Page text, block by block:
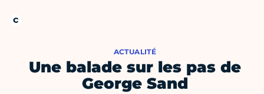
Une balade sur les pas de
George Sand
ACTUALITÉ